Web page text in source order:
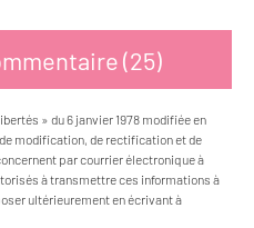
» du 6 janvier 1978 modifiée en
de modification, de rectification et de
par courrier électronique à
à transmettre ces informations à
ultérieurement en écrivant à